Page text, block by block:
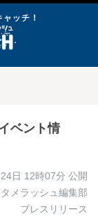
ッチ！
ベント情
日 12時07分 公開
メラッシュ編集部
プレスリリース